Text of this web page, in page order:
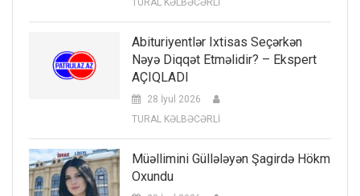
Abituriyentlər Ixtisas Seçərkən
Nəyə Diqqət Etməlidir? – Ekspert
AÇIQLADI
28 İyul 2026
TURAL KƏLBƏCƏRLİ
Müəllimini Güllələyən Şagirdə Hökm
Oxundu